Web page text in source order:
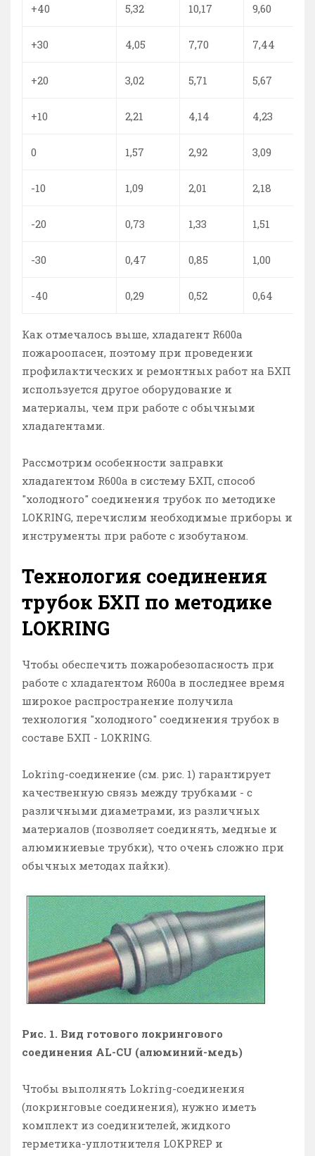
+40 5,32 10,17 9,60
+30 4,05 7,70 7,44
+20 3,02 5,71 5,67
+10 2,21 4,14 4,23
0 1,57 2,92 3,09
-10 1,09 2,01 2,18
-20 0,73 1,33 1,51
-30 0,47 0,85 1,00
-40 0,29 0,52 0,64
Как отмечалось выше, хладагент R600a
пожароопасен, поэтому при проведении
профилактических и ремонтных работ на БХП
используется другое оборудование и
материалы, чем при работе с обычными
хладагентами.
Рассмотрим особенности заправки
хладагентом R600a в систему БХП, способ
"холодного" соединения трубок по методике
LOKRING, перечислим необходимые приборы и
инструменты при работе с изобутаном.
Технология соединения
трубок БХП по методике
LOKRING
Чтобы обеспечить пожаробезопасность при
работе с хладагентом R600a в последнее время
широкое распространение получила
технология "холодного" соединения трубок в
составе БХП - LOKRING.
Lokring-соединение (см. рис. 1) гарантирует
качественную связь между трубками - с
различными диаметрами, из различных
материалов (позволяет соединять, медные и
алюминиевые трубки), что очень сложно при
обычных методах пайки).
Рис. 1. Вид готового локрингового
соединения AL-CU (алюминий-медь)
Чтобы выполнять Lokring-соединения
(локринговые соединения), нужно иметь
комплект из соединителей, жидкого
герметика-уплотнителя LOKPREP и